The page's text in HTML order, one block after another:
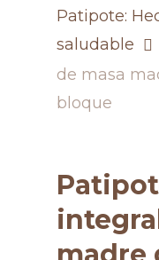
Patipote:
saludable
de masa
bloque